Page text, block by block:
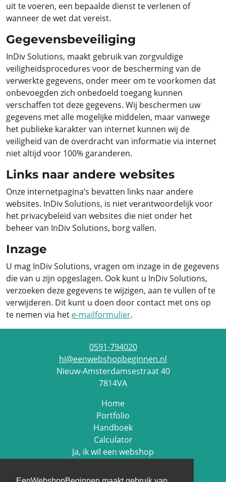
uit te voeren, een bepaalde dienst te verlenen of
wanneer de wet dat vereist.
Gegevensbeveiliging
InDiv Solutions, maakt gebruik van zorgvuldige
veiligheidsprocedures voor de bescherming van de
verwerkte gegevens, onder meer om te voorkomen dat
onbevoegden zich onbedoeld toegang kunnen
verschaffen tot deze gegevens. Wij beschermen uw
gegevens met alle mogelijke middelen, maar vanwege
het publieke karakter van internet kunnen wij de
veiligheid van de overdracht van informatie via internet
niet altijd voor 100% garanderen.
Links naar andere websites
Onze internetpagina’s bevatten links naar andere
websites. InDiv Solutions, is niet verantwoordelijk voor
het privacybeleid van websites die niet onder het
beheer van InDiv Solutions, borg vallen.
Inzage
U mag InDiv Solutions, vragen om inzage in de gegevens
die van u zijn opgeslagen. Ook kunt u InDiv Solutions,
verzoeken deze gegevens te wijzigen, aan te vullen of te
verwijderen. Dit kunt u doen door contact met ons op
te nemen via het e-mailformulier.
0591-794020
hi@eenwebshopbeginnen.nl
Nieuw-Amsterdamsestraat 40
7814VA
Home
Portfolio
Handboek
Calculator
Ja, ik wil een webshop